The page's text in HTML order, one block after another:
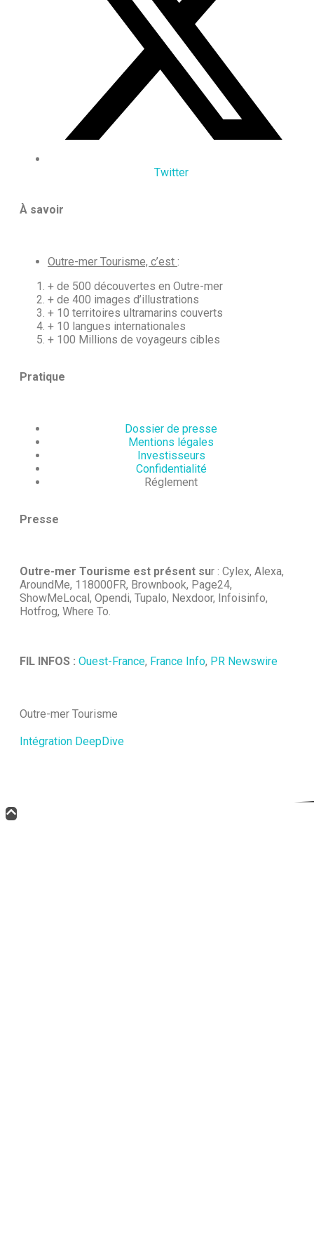
Twitter
À savoir
Outre-mer Tourisme, c’est :
+ de 500 découvertes en Outre-mer
+ de 400 images d’illustrations
+ 10 territoires ultramarins couverts
+ 10 langues internationales
+ 100 Millions de voyageurs cibles
Pratique
Dossier de presse
Mentions légales
Investisseurs
Confidentialité
Réglement
Presse
Outre-mer Tourisme est présent sur : Cylex, Alexa,
AroundMe, 118000FR, Brownbook, Page24,
ShowMeLocal, Opendi, Tupalo, Nexdoor, Infoisinfo,
Hotfrog, Where To.
FIL INFOS : Ouest-France, France Info, PR Newswire
Outre-mer Tourisme
Intégration DeepDive